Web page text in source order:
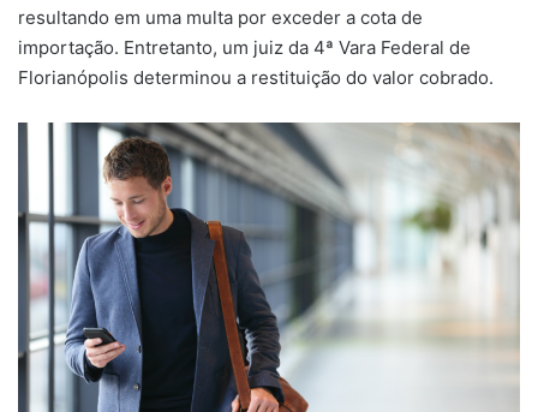
resultando em uma multa por exceder a cota de
importação. Entretanto, um juiz da 4ª Vara Federal de
Florianópolis determinou a restituição do valor cobrado.